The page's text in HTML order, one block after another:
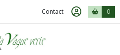
Contact 0